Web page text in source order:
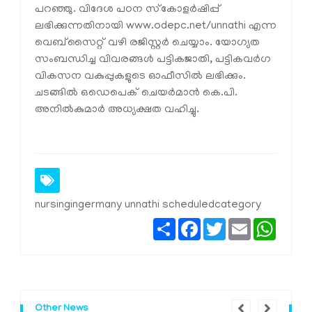
പറഞ്ഞു. വിദേശ പഠന സ്‌കോളർഷിപ്പ്
ലഭിക്കുന്നതിനായി www.odepc.net/unnathi എന്ന
വെബ്സൈറ്റ് വഴി രജിസ്റ്റർ ചെയ്യാം. യോഗ്യത
സംബന്ധിച്ച വിവരങ്ങൾ പട്ടികജാതി, പട്ടികവർഗ
വികസന വകുപ്പുകളുടെ ഓഫീസിൽ ലഭിക്കും.
ചടങ്ങിൽ ഒഡെപെക് ചെയർമാൻ കെ.പി.
അനിൽകുമാർ അധ്യക്ഷത വഹിച്ചു.
nursingingermany unnathi scheduledcategory
ShareFacebook
TwitterEmail
Other News